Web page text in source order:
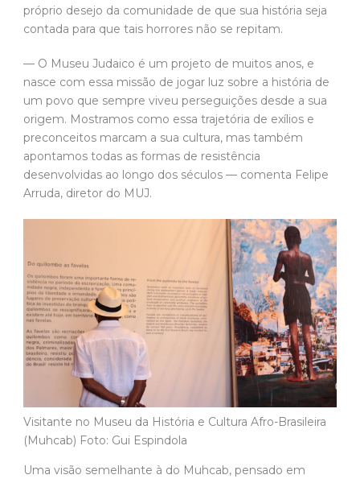
próprio desejo da comunidade de que sua história seja
contada para que tais horrores não se repitam.
— O Museu Judaico é um projeto de muitos anos, e
nasce com essa missão de jogar luz sobre a história de
um povo que sempre viveu perseguições desde a sua
origem. Mostramos como essa trajetória de exílios e
preconceitos marcam a sua cultura, mas também
apontamos todas as formas de resistência
desenvolvidas ao longo dos séculos — comenta Felipe
Arruda, diretor do MUJ.
Visitante no Museu da História e Cultura Afro-Brasileira
(Muhcab) Foto: Gui Espindola
Uma visão semelhante à do Muhcab, pensado em